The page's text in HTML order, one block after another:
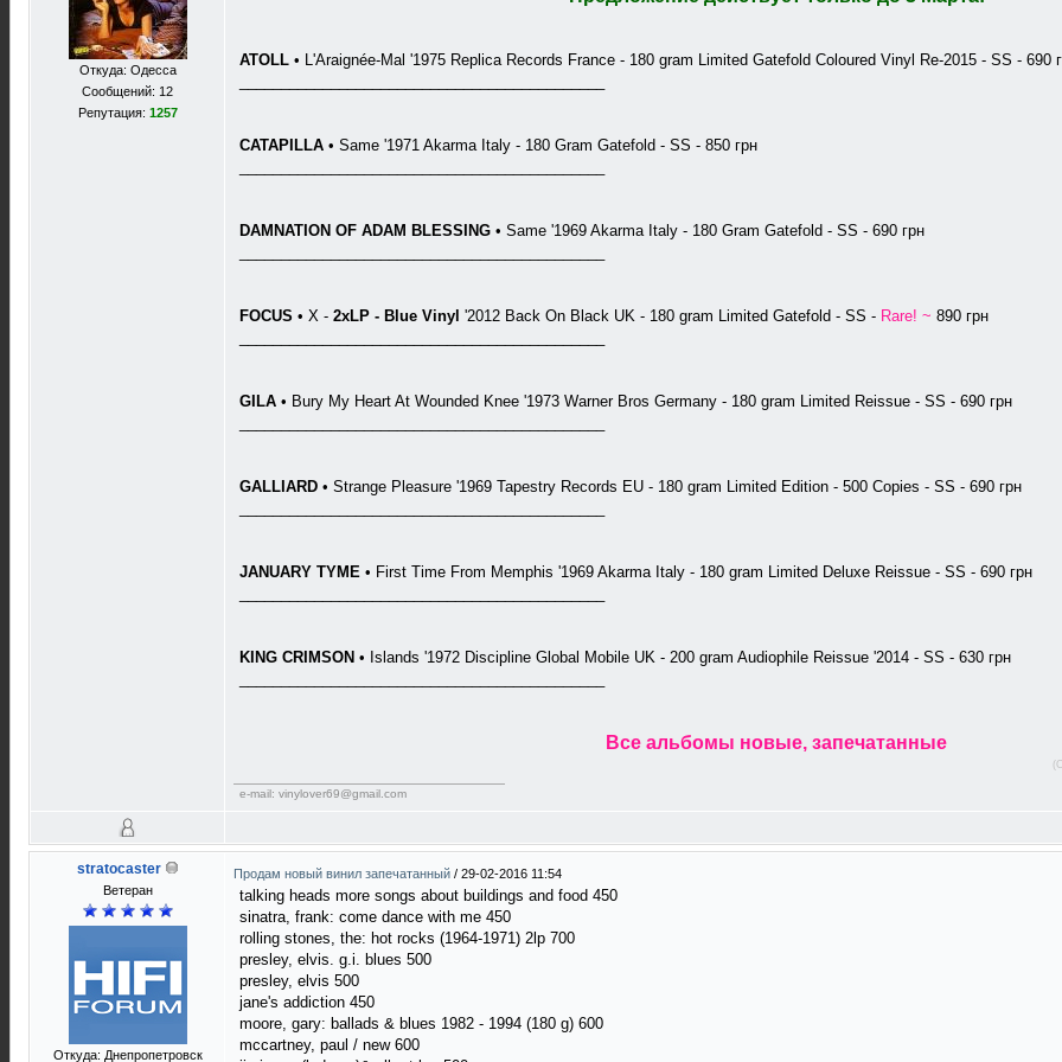
Откуда: Одесса
Сообщений: 12
Репутация: 1257
ATOLL • L'Araignée-Mal '1975 Replica Records France - 180 gram Limited Gatefold Coloured Vinyl Re-2015 - SS - 690
CATAPILLA • Same '1971 Akarma Italy - 180 Gram Gatefold - SS - 850 грн
DAMNATION OF ADAM BLESSING • Same '1969 Akarma Italy - 180 Gram Gatefold - SS - 690 грн
FOCUS • X - 2xLP - Blue Vinyl '2012 Back On Black UK - 180 gram Limitеd Gatefold - SS - Rare! ~ 890 грн
GILA • Bury My Heart At Wounded Knee '1973 Warner Bros Germany - 180 gram Limited Reissue - SS - 690 грн
GALLIARD • Strange Pleasure '1969 Tapestry Records EU - 180 gram Limitеd Еdition - 500 Copies - SS - 690 грн
JANUARY TYME • First Time From Memphis '1969 Akarma Italy - 180 gram Limited Deluxe Reissue - SS - 690 грн
KING CRIMSON • Islands '1972 Discipline Global Mobile UK - 200 gram Audiophile Reissue '2014 - SS - 630 грн
Все альбомы новые, запечатанные
e-mail: vinylover69@gmail.com
stratocaster
Ветеран
Откуда: Днепропетровск
Продам новый винил запечатанный / 29-02-2016 11:54
talking heads more songs about buildings and food 450
sinatra, frank: come dance with me 450
rolling stones, the: hot rocks (1964-1971) 2lp 700
presley, elvis. g.i. blues 500
presley, elvis 500
jane's addiction 450
moore, gary: ballads & blues 1982 - 1994 (180 g) 600
mccartney, paul / new 600